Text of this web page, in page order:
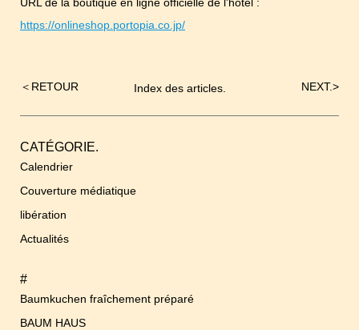
https://onlineshop.portopia.co.jp/
Index des articles.
Navigation
＜ RETOUR NEXT.>
CATÉGORIE.
Calendrier
Couverture médiatique
libération
Actualités
#
Baumkuchen fraîchement préparé
BAUM HAUS